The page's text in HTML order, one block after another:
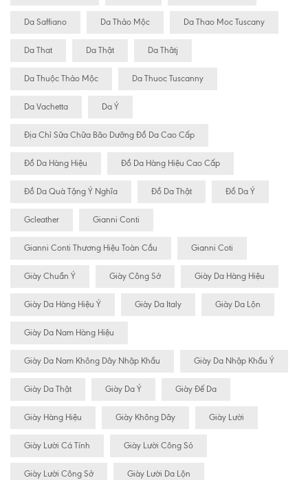
Da Saffiano Da Thảo Mộc Da Thao Moc Tuscany
Da That Da Thật Da Thâtj
Da Thuộc Thảo Mộc Da Thuoc Tuscanny
Da Vachetta Da Ý
Địa Chỉ Sữa Chữa Bão Dưỡng Đồ Da Cao Cấp
Đồ Da Hàng Hiệu Đồ Da Hàng Hiệu Cao Cấp
Đồ Da Quà Tặng Ý Nghĩa Đồ Da Thật Đồ Da Ý
Gcleather Gianni Conti
Gianni Conti Thương Hiệu Toàn Cầu Gianni Coti
Giày Chuẩn Ý Giày Công Sở Giày Da Hàng Hiệu
Giày Da Hàng Hiệu Ý Giày Da Italy Giày Da Lộn
Giày Da Nam Hàng Hiệu
Giày Da Nam Không Dây Nhập Khẩu Giày Da Nhập Khẩu Ý
Giày Da Thật Giày Da Ý Giày Đế Da
Giày Hàng Hiệu Giày Không Dây Giày Lười
Giày Lười Cá Tính Giày Lười Công Sỏ
Giày Lười Công Sở Giày Lười Da Lộn